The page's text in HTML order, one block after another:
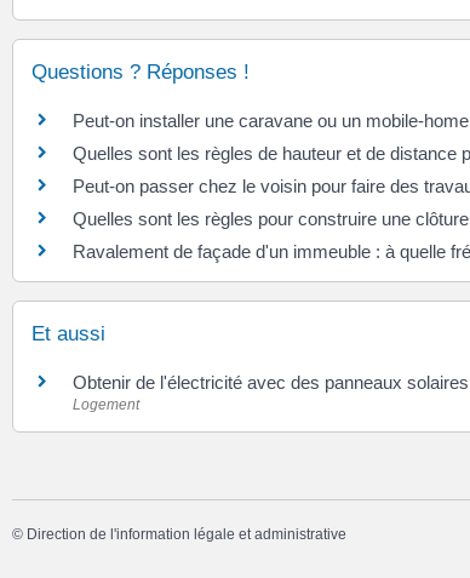
Questions ? Réponses !
Peut-on installer une caravane ou un mobile-
Quelles sont les règles de hauteur et de distance
Peut-on passer chez le voisin pour faire des
Quelles sont les règles pour construire une
Ravalement de façade d'un immeuble : à quelle
Et aussi
Obtenir de l'électricité avec des panneaux
Logement
© Direction de l'information légale et administrative